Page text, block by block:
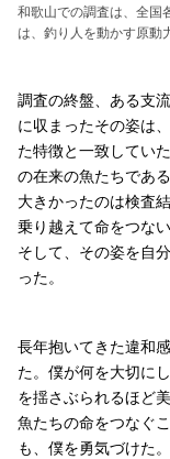
和歌山での調査は、全国
は、釣り人を動かす原動
調査の終盤、ある支
に収まったその姿は
た特徴と一致してい
の在来の魚たちであ
大きかったのは検査
乗り越えて命をつな
そして、その姿を自
った。
長年抱いてきた違和
た。僕が何を大切に
を揺さぶられるほど
魚たちの命をつなぐ
も、僕を勇気づけた